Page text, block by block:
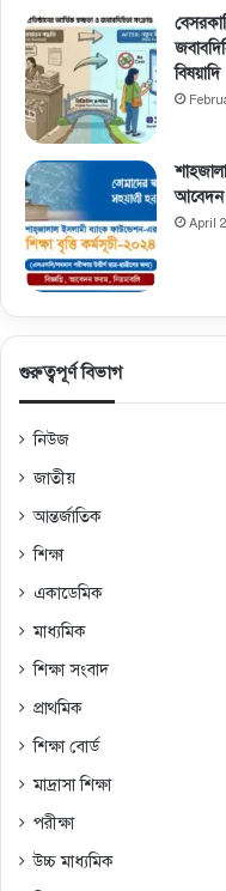
বিষয়াদি
আবেদন
April
গুরুত্বপূর্ণ বিভাগ
নিউজ
জাতীয়
আন্তর্জাতিক
শিক্ষা
একাডেমিক
মাধ্যমিক
শিক্ষা সংবাদ
প্রাথমিক
শিক্ষা বোর্ড
মাদ্রাসা শিক্ষা
পরীক্ষা
উচ্চ মাধ্যমিক